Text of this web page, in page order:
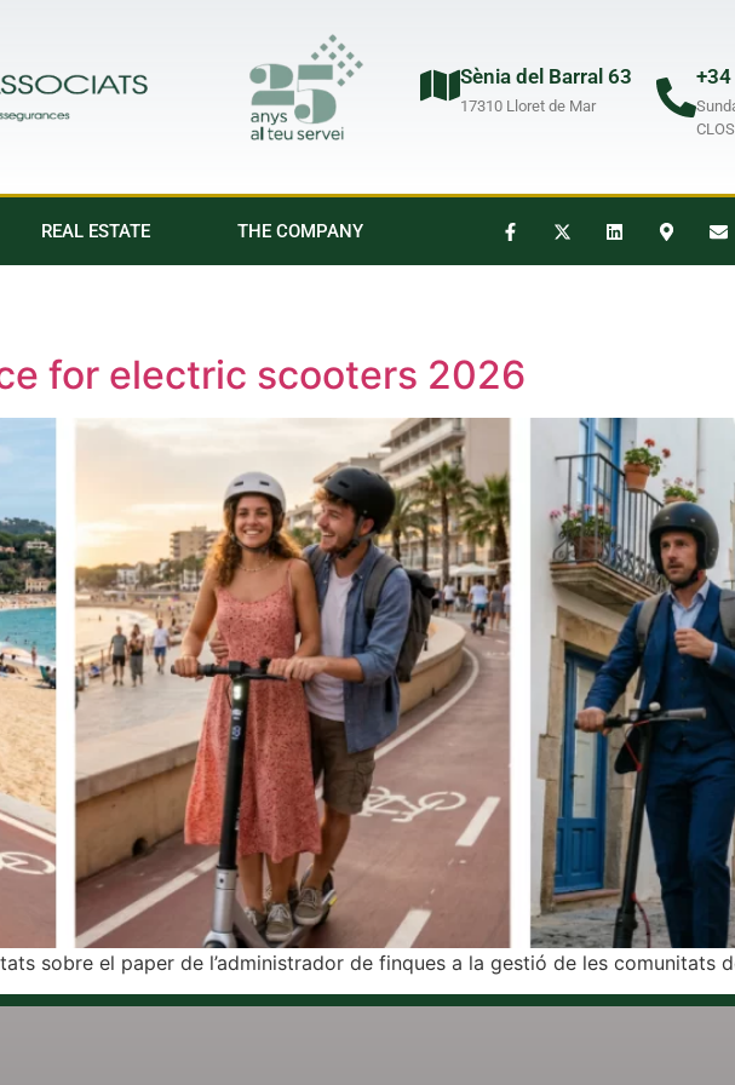
Sènia del Barral 63
17310 Lloret de Mar
REAL ESTATE THE COMPANY
for electric scooters 2026
sobre el paper de l’administrador de finques a la gestió de les comunitats